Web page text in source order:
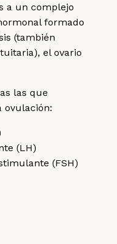
a un complejo
formado
(también
el ovario
las que
ovulación:
(LH)
(FSH)